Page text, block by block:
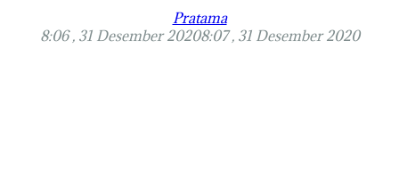
Pratama
8:06 , 31 Desember 20208:07 , 31 Desember 2020